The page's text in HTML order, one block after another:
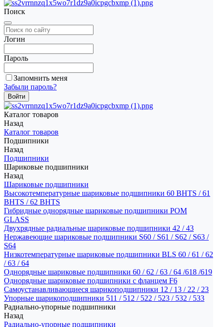
Поиск
Логин
Пароль
Запомнить меня
Забыли пароль?
Каталог товаров
Назад
Каталог товаров
Подшипники
Назад
Подшипники
Шариковые подшипники
Назад
Шариковые подшипники
Высокотемпературные шариковые подшипники 60 BHTS / 61
BHTS / 62 BHTS
Гибридные однорядные шариковые подшипники POM
GLASS
Двухрядные радиальные шариковые подшипники 42 / 43
Нержавеющие шариковые подшипники S60 / S61 / S62 / S63 /
S64
Низкотемпературные шариковые подшипники BLS 60 / 61 / 62
/ 63 / 64
Однорядные шариковые подшипники 60 / 62 / 63 / 64 /618 /619
Однорядные шариковые подшипники с фланцем F6
Самоустанавливающиеся шарикоподшипники 12 / 13 / 22 / 23
Упорные шарикоподшипники 511 / 512 / 522 / 523 / 532 / 533
Радиально-упорные подшипники
Назад
Радиально-упорные подшипники